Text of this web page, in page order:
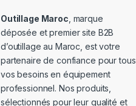
Outillage Maroc , marque
déposée et premier site B2B
d’outillage au Maroc, est votre
partenaire de confiance pour tous
vos besoins en équipement
professionnel. Nos produits,
sélectionnés pour leur qualité et